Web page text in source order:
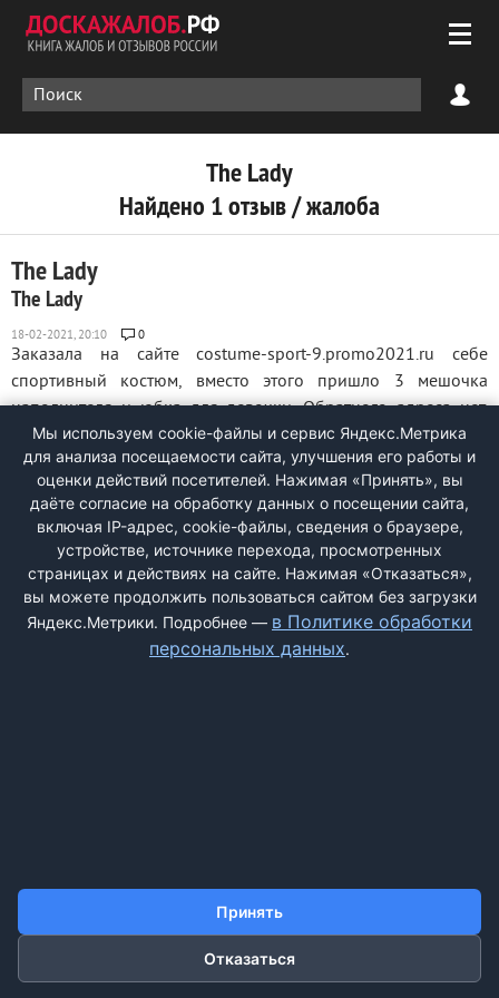
The Lady
Найдено 1 отзыв / жалоба
The Lady
The Lady
0
Заказала на сайте costume-sport-9.promo2021.ru себе
спортивный костюм, вместо этого пришло 3 мешочка
наполнителя и юбка для девочки. Обратного адреса нет.
Получила посылку 18.02.21, помогите как вернуть деньги!
Мошенники, не ведитесь на этот сайт. Прошу дайте совет как
вернуть деньги! ...
ДОБАВИТЬ ЖАЛОБУ
КОНТАКТЫ
Мы используем cookie-файлы и сервис Яндекс.Метрика
для анализа посещаемости сайта, улучшения его работы и
оценки действий посетителей. Нажимая «Принять», вы
даёте согласие на обработку данных о посещении сайта,
включая IP-адрес, cookie-файлы, сведения о браузере,
устройстве, источнике перехода, просмотренных
страницах и действиях на сайте. Нажимая «Отказаться»,
вы можете продолжить пользоваться сайтом без загрузки
Яндекс.Метрики. Подробнее — в Политике обработки
персональных данных.
Принять
Отказаться